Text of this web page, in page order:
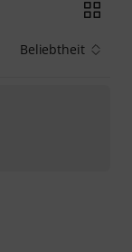
Beliebtheit